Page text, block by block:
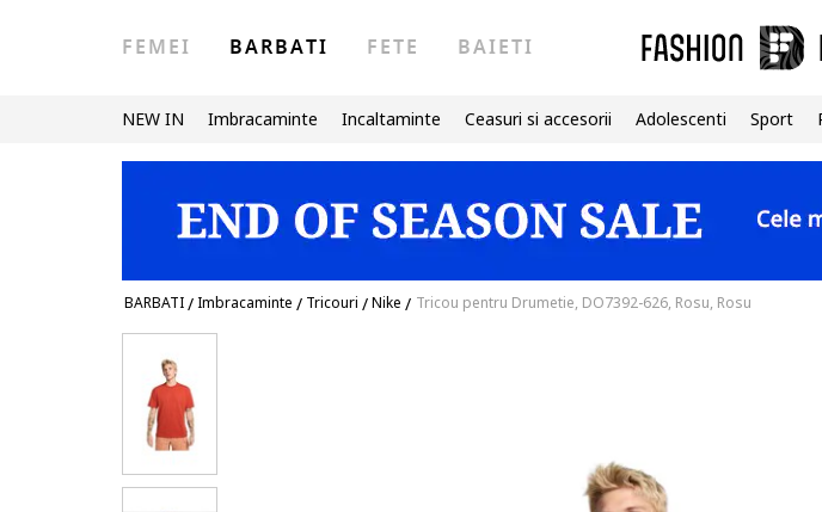
FEMEI BARBATI FETE BAIETI
NEW IN Imbracaminte Incaltaminte Ceasuri si accesorii Adolescenti Sport
BARBATI/Imbracaminte / Tricouri /Nike / Tricou pentru Drumetie, DO7392-626, Rosu, Rosu